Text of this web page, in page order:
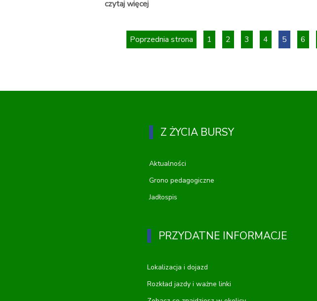
czytaj więcej
Poprzednia strona 1 2 3 4 5 6
Z ŻYCIA BURSY
Aktualności
Grono pedagogiczne
Jadłospis
PRZYDATNE INFORMACJE
Lokalizacja i dojazd
Rozkład jazdy i ważne linki